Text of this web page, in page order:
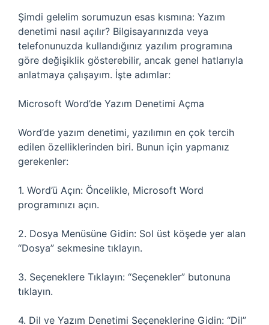
Şimdi gelelim sorumuzun esas kısmına: Yazım
denetimi nasıl açılır? Bilgisayarınızda veya
telefonunuzda kullandığınız yazılım programına
göre değişiklik gösterebilir, ancak genel hatlarıyla
anlatmaya çalışayım. İşte adımlar:
Microsoft Word’de Yazım Denetimi Açma
Word’de yazım denetimi, yazılımın en çok tercih
edilen özelliklerinden biri. Bunun için yapmanız
gerekenler:
1. Word’ü Açın: Öncelikle, Microsoft Word
programınızı açın.
2. Dosya Menüsüne Gidin: Sol üst köşede yer alan
“Dosya” sekmesine tıklayın.
3. Seçeneklere Tıklayın: “Seçenekler” butonuna
tıklayın.
4. Dil ve Yazım Denetimi Seçeneklerine Gidin: “Dil”